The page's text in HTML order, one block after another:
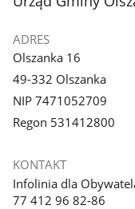
ADRES
Olszanka 16
49-332 Olszanka
NIP 7471052709
Regon 531412800
KONTAKT
Infolinia dla
77 412 96 82-86